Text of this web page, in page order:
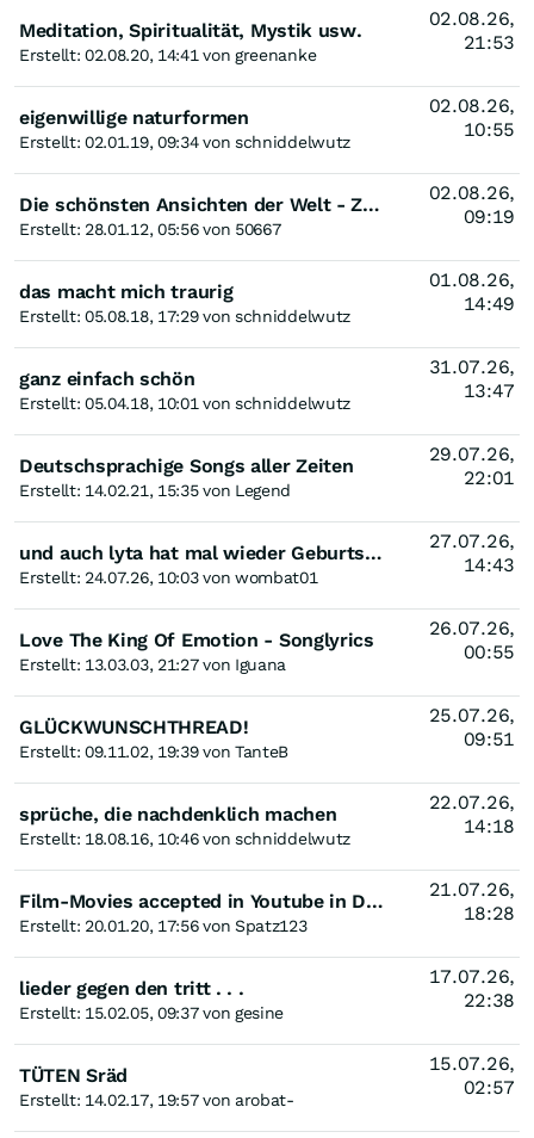
Meditation, Spiritualität, Mystik usw.
Erstellt: 02.08.20, 14:41 von greenanke
02.08.26,
21:53
eigenwillige naturformen
Erstellt: 02.01.19, 09:34 von schniddelwutz
02.08.26,
10:55
Die schönsten Ansichten der Welt - ZEN - Zuschauen - Entspannen - Nachdenken
Erstellt: 28.01.12, 05:56 von 50667
02.08.26,
09:19
das macht mich traurig
Erstellt: 05.08.18, 17:29 von schniddelwutz
01.08.26,
14:49
ganz einfach schön
Erstellt: 05.04.18, 10:01 von schniddelwutz
31.07.26,
13:47
Deutschsprachige Songs aller Zeiten
Erstellt: 14.02.21, 15:35 von Legend
29.07.26,
22:01
und auch lyta hat mal wieder Geburtstag
Erstellt: 24.07.26, 10:03 von wombat01
27.07.26,
14:43
Love The King Of Emotion - Songlyrics
Erstellt: 13.03.03, 21:27 von Iguana
26.07.26,
00:55
GLÜCKWUNSCHTHREAD!
Erstellt: 09.11.02, 19:39 von TanteB
25.07.26,
09:51
sprüche, die nachdenklich machen
Erstellt: 18.08.16, 10:46 von schniddelwutz
22.07.26,
14:18
Film-Movies accepted in Youtube in Deutsch und Englisch oder mit Untertitel
Erstellt: 20.01.20, 17:56 von Spatz123
21.07.26,
18:28
lieder gegen den tritt . . .
Erstellt: 15.02.05, 09:37 von gesine
17.07.26,
22:38
TÜTEN Sräd
Erstellt: 14.02.17, 19:57 von arobat-
15.07.26,
02:57